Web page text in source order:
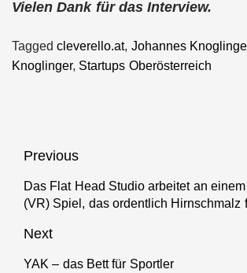
Vielen Dank für das Interview.
Taggedcleverello.at, Johannes
Knoglinger, Startups Oberösterreich
Beitragsnavigation
Previous
Previous
post:
Das Flat Head Studio arbeitet an
(VR) Spiel, das ordentlich Hirnschmalz
Next
Next
YAK – das Bett für Sportler